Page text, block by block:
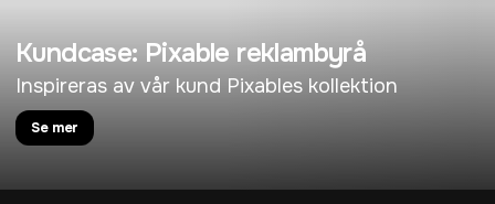
Kundcase: Pixable reklambyrå
Inspireras av vår kund Pixables kollektion
Se mer